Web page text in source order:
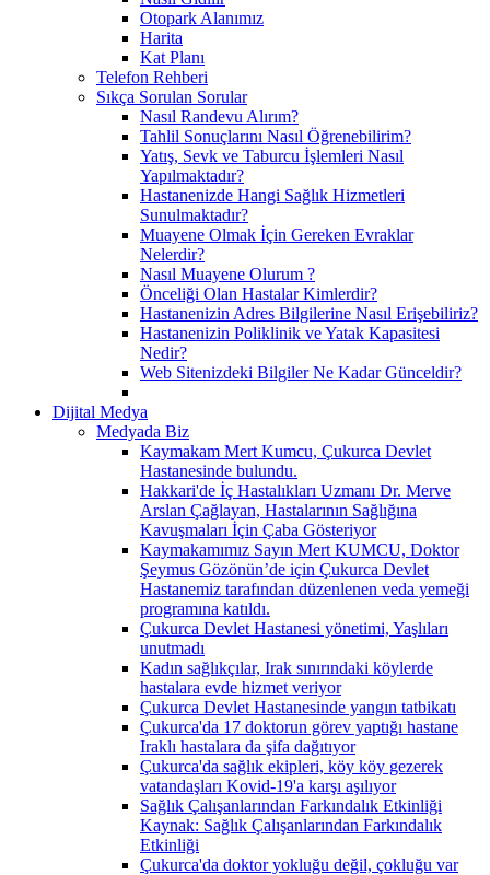
Otopark Alanımız
Harita
Kat Planı
Telefon Rehberi
Sıkça Sorulan Sorular
Nasıl Randevu Alırım?
Tahlil Sonuçlarını Nasıl Öğrenebilirim?
Yatış, Sevk ve Taburcu İşlemleri Nasıl
Yapılmaktadır?
Hastanenizde Hangi Sağlık Hizmetleri
Sunulmaktadır?
Muayene Olmak İçin Gereken Evraklar
Nelerdir?
Nasıl Muayene Olurum ?
Önceliği Olan Hastalar Kimlerdir?
Hastanenizin Adres Bilgilerine Nasıl Erişebiliriz?
Hastanenizin Poliklinik ve Yatak Kapasitesi
Nedir?
Web Sitenizdeki Bilgiler Ne Kadar Günceldir?
Dijital Medya
Medyada Biz
Kaymakam Mert Kumcu, Çukurca Devlet
Hastanesinde bulundu.
Hakkari'de İç Hastalıkları Uzmanı Dr. Merve
Arslan Çağlayan, Hastalarının Sağlığına
Kavuşmaları İçin Çaba Gösteriyor
Kaymakamımız Sayın Mert KUMCU, Doktor
Şeymus Gözönün’de için Çukurca Devlet
Hastanemiz tarafından düzenlenen veda yemeği
programına katıldı.
Çukurca Devlet Hastanesi yönetimi, Yaşlıları
unutmadı
Kadın sağlıkçılar, Irak sınırındaki köylerde
hastalara evde hizmet veriyor
Çukurca Devlet Hastanesinde yangın tatbikatı
Çukurca'da 17 doktorun görev yaptığı hastane
Iraklı hastalara da şifa dağıtıyor
Çukurca'da sağlık ekipleri, köy köy gezerek
vatandaşları Kovid-19'a karşı aşılıyor
Sağlık Çalışanlarından Farkındalık Etkinliği
Kaynak: Sağlık Çalışanlarından Farkındalık
Etkinliği
Çukurca'da doktor yokluğu değil, çokluğu var